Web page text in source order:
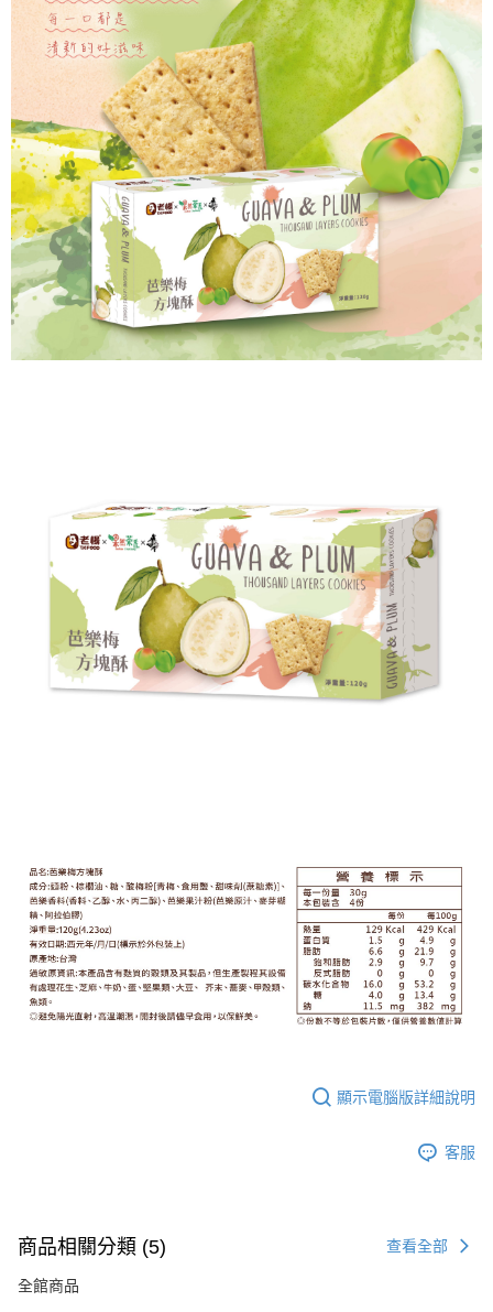
顯示電腦版詳細說明
客服
商品相關分類 (5) 查看全部
全館商品